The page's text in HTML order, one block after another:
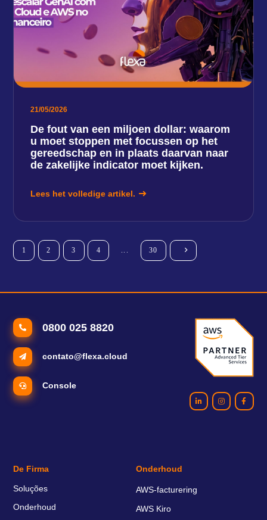
21/05/2026
De fout van een miljoen dollar: waarom
u moet stoppen met focussen op het
gereedschap en in plaats daarvan naar
de zakelijke indicator moet kijken.
Lees het volledige artikel.
1 2 3 4 ... 30
0800 025 8820
contato@flexa.cloud
Console
De Firma
Soluções
Onderhoud
Onderhoud
AWS-facturering
AWS Kiro